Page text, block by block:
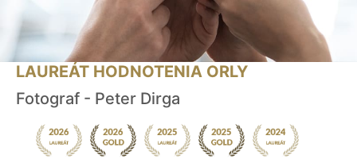
LAUREÁT HODNOTENIA ORLY
Fotograf - Peter Dirga